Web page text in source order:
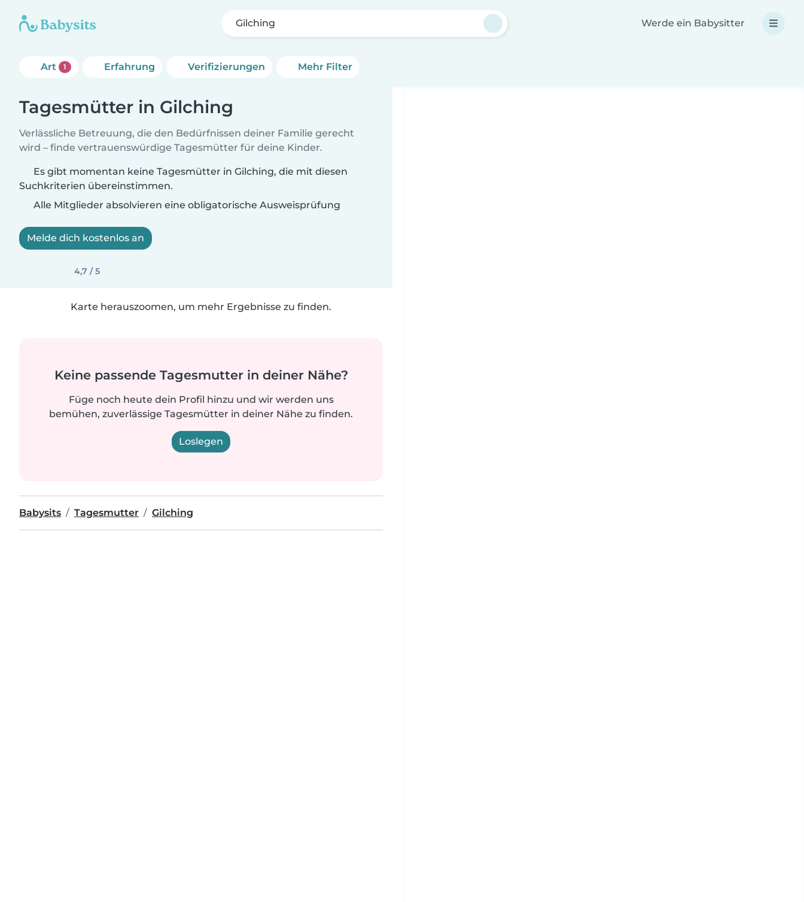
Gilching Werde ein Babysitter
Art 1 Erfahrung Verifizierungen Mehr Filter
Tagesmütter in Gilching
Verlässliche Betreuung, die den Bedürfnissen deiner Familie gerecht
wird – finde vertrauenswürdige Tagesmütter für deine Kinder.
Es gibt momentan keine Tagesmütter in Gilching, die mit diesen
Suchkriterien übereinstimmen.
Alle Mitglieder absolvieren eine obligatorische Ausweisprüfung
Melde dich kostenlos an
4,7 / 5
Karte herauszoomen, um mehr Ergebnisse zu finden.
Keine passende Tagesmutter in deiner Nähe?
Füge noch heute dein Profil hinzu und wir werden uns
bemühen, zuverlässige Tagesmütter in deiner Nähe zu finden.
Loslegen
Babysits Tagesmutter Gilching